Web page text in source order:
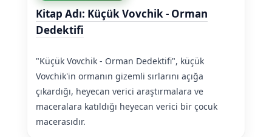
Kitap Adı: Küçük Vovchik - Orman
Dedektifi
"Küçük Vovchik - Orman Dedektifi", küçük
Vovchik'in ormanın gizemli sırlarını açığa
çıkardığı, heyecan verici araştırmalara ve
maceralara katıldığı heyecan verici bir çocuk
macerasıdır.